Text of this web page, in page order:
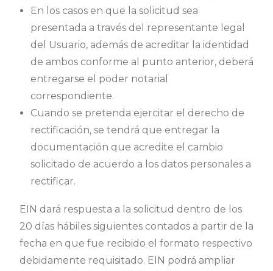
En los casos en que la solicitud sea
presentada a través del representante legal
del Usuario, además de acreditar la identidad
de ambos conforme al punto anterior, deberá
entregarse el poder notarial
correspondiente.
Cuando se pretenda ejercitar el derecho de
rectificación, se tendrá que entregar la
documentación que acredite el cambio
solicitado de acuerdo a los datos personales a
rectificar.
EIN dará respuesta a la solicitud dentro de los
20 días hábiles siguientes contados a partir de la
fecha en que fue recibido el formato respectivo
debidamente requisitado. EIN podrá ampliar